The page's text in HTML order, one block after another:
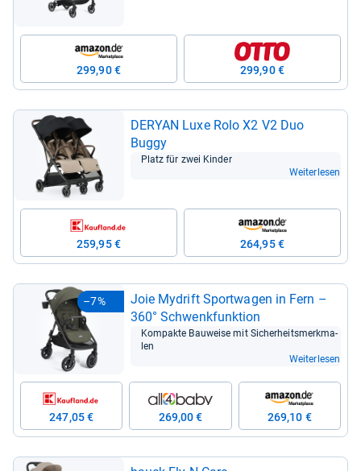
299,90 € 299,90 €
DERYAN Luxe Rolo X2 V2 Duo
Buggy
Platz für zwei Kin­der
Weiterlesen
259,95 € 264,95 €
–7%
Joie Mydrift Sport­wa­gen in Fern –
360° Schwenk­funk­tion
Kom­pakte Bau­weise mit Sicher­heits­merk­ma­
len
Weiterlesen
247,05 € 269,00 € 269,10 €